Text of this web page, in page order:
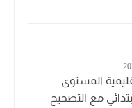
المستوى
مع التصحيح